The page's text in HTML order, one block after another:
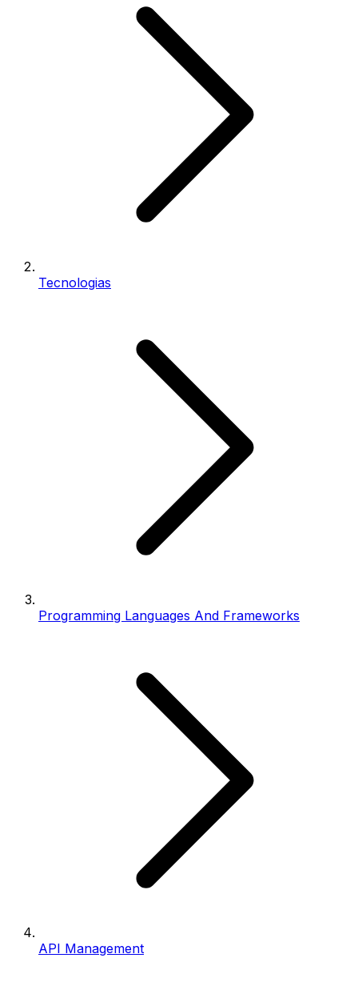
Tecnologias
Programming Languages And Frameworks
API Management